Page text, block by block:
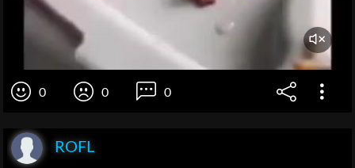
0 0 0
ROFL